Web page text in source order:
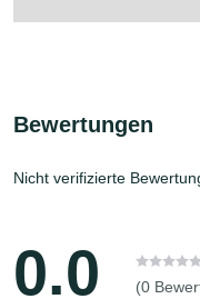
Bewertungen
Nicht verifizierte
0.0 (0